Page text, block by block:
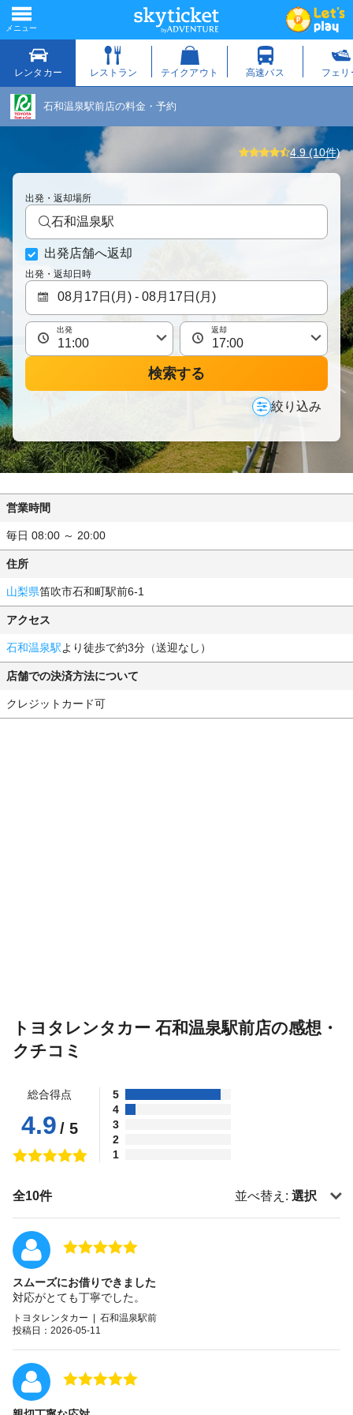
石和温泉駅前店の料金・予約
4.9 (10件)
出発・返却場所
石和温泉駅
出発店舗へ返却
出発・返却日時
出発 返却
検索する
絞り込み
営業時間
毎日 08:00 ～ 20:00
住所
山梨県笛吹市石和町駅前6-1
アクセス
石和温泉駅より徒歩で約3分（送迎なし）
店舗での決済方法について
クレジットカード可
トヨタレンタカー 石和温泉駅前店の感想・
クチコミ
総合得点
4.9 / 5
5
4
3
2
1
全10件 並べ替え: 選択
スムーズにお借りできました
対応がとても丁寧でした。
トヨタレンタカー | 石和温泉駅前
投稿日：2026-05-11